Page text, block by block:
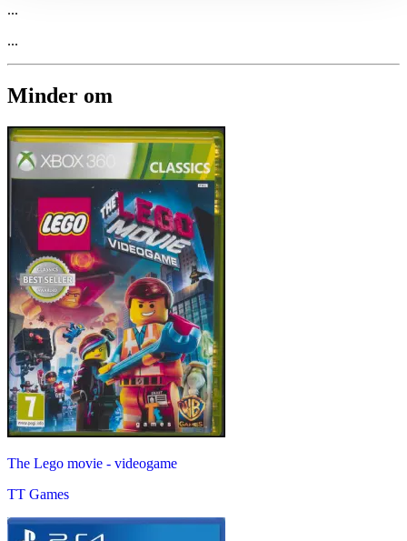
...
...
Minder om
The Lego movie - videogame
TT Games